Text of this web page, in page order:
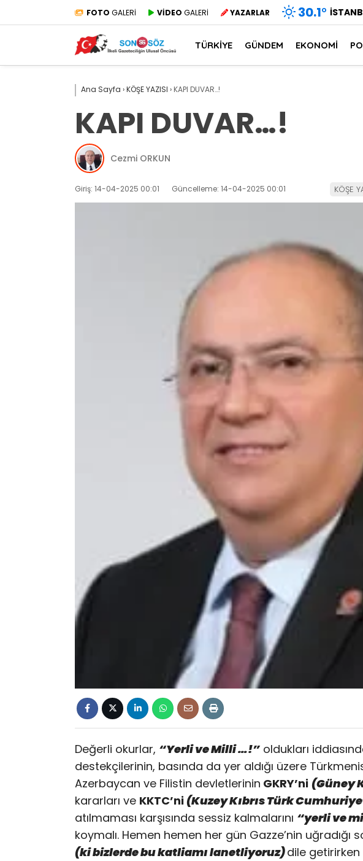
FOTO GALERİ VİDEO GALERİ YAZARLAR 30.1°
TÜRKİYE GÜNDEM EKONOMİ
Ana Sayfa ›KÖŞE YAZISI › KAPI DUVAR…!
KAPI DUVAR…!
Cezmi ORKUN
Giriş: 14-04-2025 00:01 Güncelleme: 14-04-2025 00:01 KÖŞE
Değerli okurlar, “Yerli ve Milli …!” oldukları
destekçilerinin, basında da yer aldığı üzere
Azerbaycan ve Filistin devletlerinin GKRY’ni (Güney
kararları ve KKTC’ni(Kuzey Kıbrıs Türk
atılmaması karşısında sessiz kalmalarını “yerli ve
koymalı. Hemen hemen her gün Gazze’nin uğradığı
(ki bizlerde bu katliamı lanetliyoruz)dile getirirken